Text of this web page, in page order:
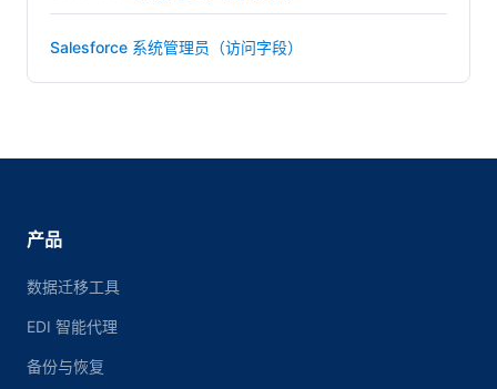
Salesforce 系统管理员（访问字段）
产品
数据迁移工具
EDI 智能代理
备份与恢复